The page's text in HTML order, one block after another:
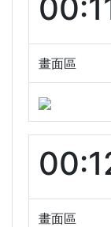
畫面區
畫面區